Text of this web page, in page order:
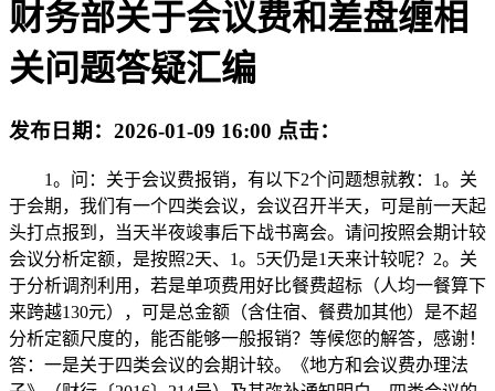
财务部关于会议费和差盘缠相
关问题答疑汇编
发布日期： 2026-01-09 16:00 点击：
1。问：关于会议费报销，有以下2个问题想就教：1。关
于会期，我们有一个四类会议，会议召开半天，可是前一天起
头打点报到，当天半夜竣事后下战书离会。请问按照会期计较
会议分析定额，是按照2天、1。5天仍是1天来计较呢？2。关
于分析调剂利用，若是单项费用好比餐费超标（人均一餐算下
来跨越130元），可是总金额（含住宿、餐费加其他）是不超
分析定额尺度的，能否能够一般报销？等候您的解答，感谢！
答：一是关于四类会议的会期计较。《地方和会议费办理法